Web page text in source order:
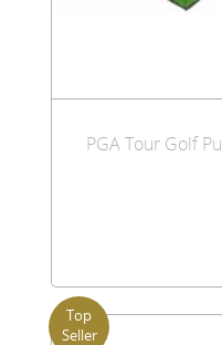
PGA Tour Golf